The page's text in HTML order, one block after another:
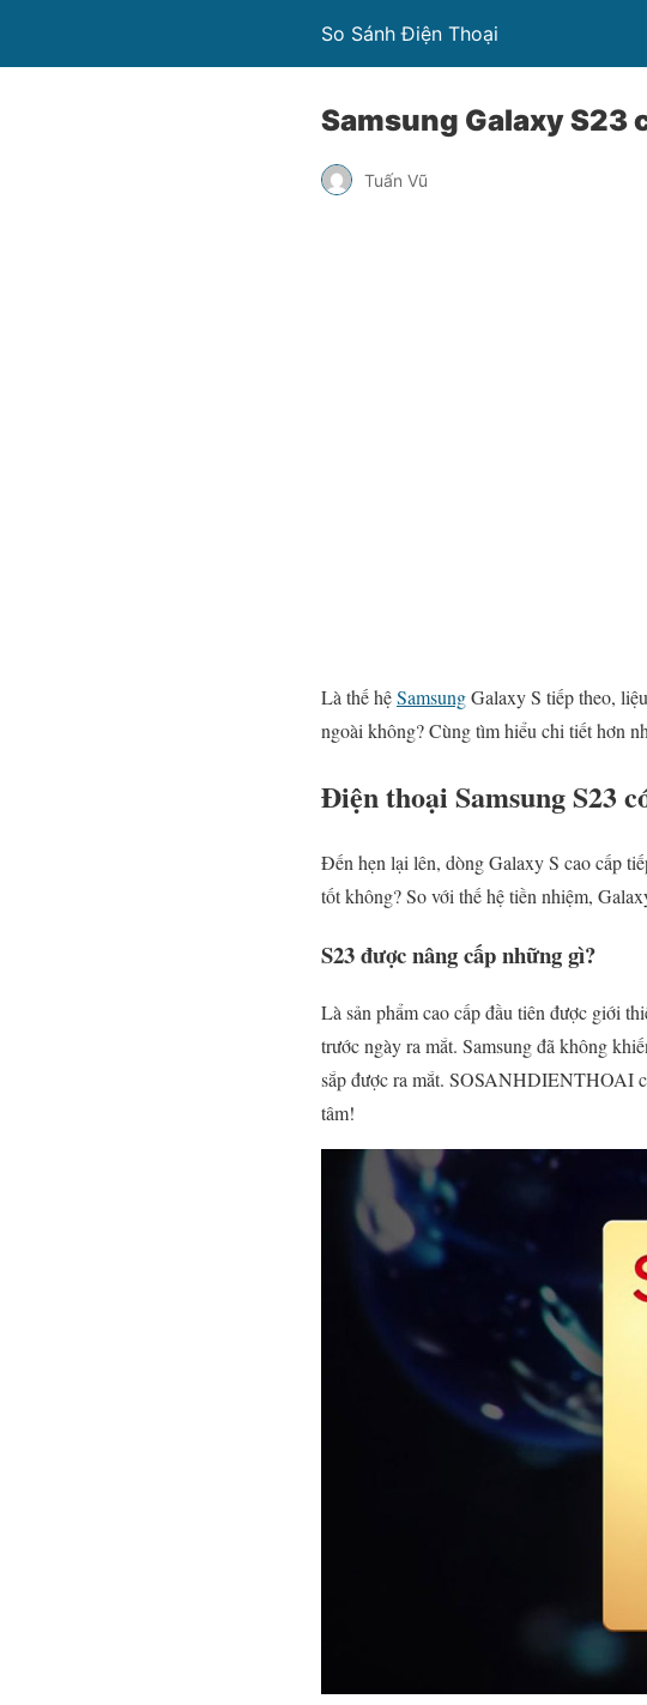
So Sánh Điện Thoại
Samsung Galaxy
Tuấn Vũ
Là thế hệSamsungGalaxy S tiếp theo,
ngoài không? Cùng tìm hiểu chi tiết hơn
Điện thoại Samsung S23
Đến hẹn lại lên, dòng Galaxy S cao cấp
tốt không? So với thế hệ tiền nhiệm,
S23 được nâng cấp những gì?
Là sản phẩm cao cấp đầu tiên được giới
trước ngày ra mắt. Samsung đã không
sắp được ra mắt. SOSANHDIENTHOAI
tâm!